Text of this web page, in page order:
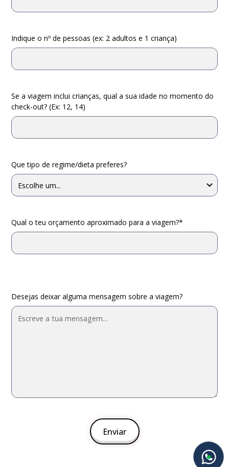
Indique o nº de pessoas (ex: 2 adultos e 1 criança)
Se a viagem inclui crianças, qual a sua idade no momento do
check-out? (Ex: 12, 14)
Que tipo de regime/dieta preferes?
Qual o teu orçamento aproximado para a viagem?*
Desejas deixar alguma mensagem sobre a viagem?